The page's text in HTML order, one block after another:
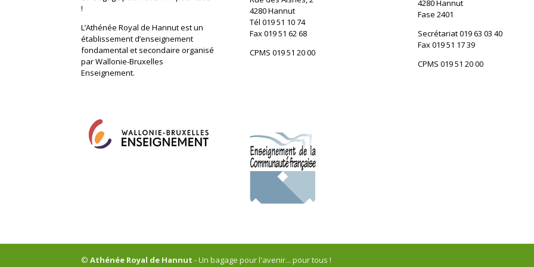
!
L’Athénée Royal de Hannut est un
établissement d’enseignement
fondamental et secondaire organisé
par Wallonie-Bruxelles
Enseignement.
4280 Hannut
Tél 019 51 10 74
Fax 019 51 62 68
CPMS 019 51 20 00
4280 Hannut
Fase 2401
Secrétariat 019 63 03 40
Fax 019 51 17 39
CPMS 019 51 20 00
© Athénée Royal de Hannut - Un bagage pour l'avenir... pour tous !